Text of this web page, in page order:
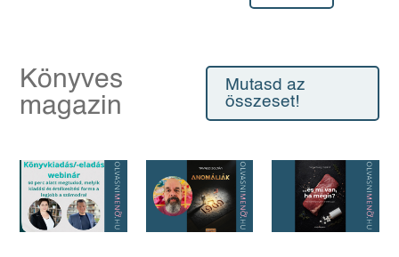
Könyves
magazin
Mutasd az
összeset!